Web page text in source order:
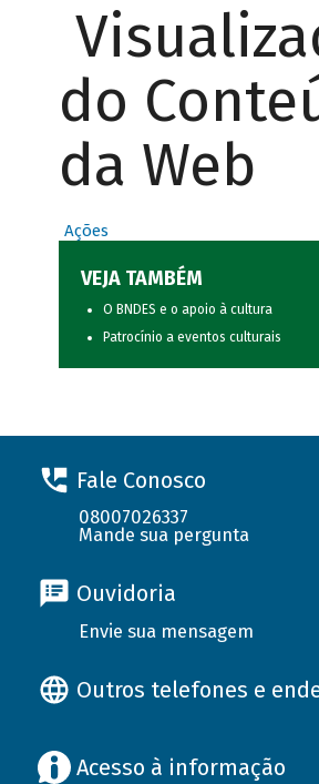
do
da Web
Ações
VEJA TAMBÉM
O BNDES e o apoio à cultura
Patrocínio a eventos culturais
Fale Conosco
08007026337
Mande sua pergunta
Ouvidoria
Envie sua mensagem
Outros telefones e
Acesso à informação